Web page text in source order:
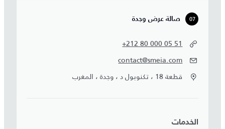
07 صالة عرض وجدة
+212 80 000 05 51
contact@smeia.com
قطعة 18 ، تكنوبول د ، وجدة ، المغرب
الخدمات